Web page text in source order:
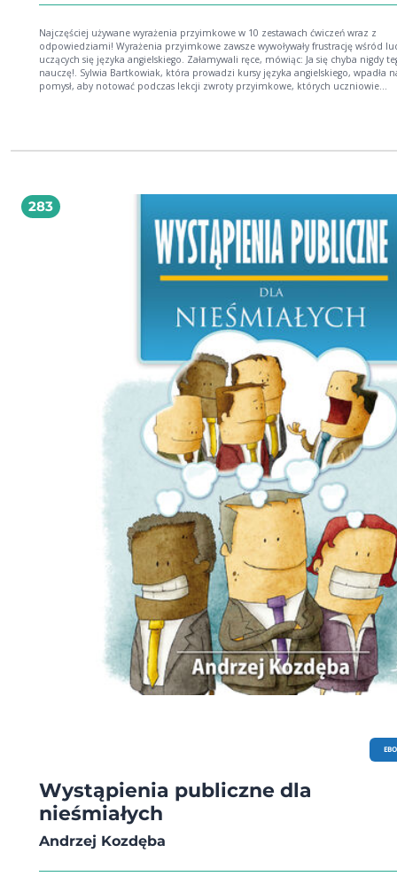
Najczęściej używane wyrażenia przyimkowe w 10 zestawach ćwiczeń wraz z
odpowiedziami! Wyrażenia przyimkowe zawsze wywoływały frustrację wśród ludzi
uczących się języka angielskiego. Załamywali ręce, mówiąc: Ja się chyba nigdy
nauczę!. Sylwia Bartkowiak, która prowadzi kursy języka angielskiego, wpadła
pomysł, aby notować podczas lekcji zwroty przyimkowe, których uczniowie
CZAS, gdzie znajdziesz najpowszechniejsze zwroty związane z wyrażaniem
materiał, czyli takie, które pozwalają użyć danego zwrotu w kontekście. "Dobra
pozycja dla osób szukających skondensowanej wiedzy. Nauka szybka, łatwa i
przyjemna. POLECAM." M. J. Gdy przerobisz już wszystkie zawarte w tej publikacji
lekcje, to będziesz mógł dumnie stwierdzić, że opanowałeś w stopniu
zaawansowanym angielskie wyrażenia przyimkowe. To fantastyczna nagroda za
wytrwałość i konsekwencję!
283
Wystąpienia publiczne dla
nieśmiałych
Andrzej Kozdęba